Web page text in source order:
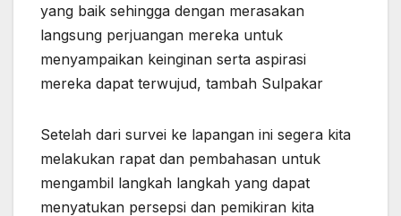
yang baik sehingga dengan merasakan
langsung perjuangan mereka untuk
menyampaikan keinginan serta aspirasi
mereka dapat terwujud, tambah Sulpakar
Setelah dari survei ke lapangan ini segera kita
melakukan rapat dan pembahasan untuk
mengambil langkah langkah yang dapat
menyatukan persepsi dan pemikiran kita